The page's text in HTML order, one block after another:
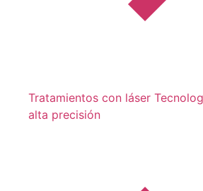
Tratamientos con láser
alta precisión